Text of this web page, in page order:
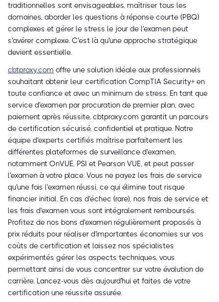
traditionnelles sont envisageables, maîtriser tous les
domaines, aborder les questions à réponse courte (PBQ)
complexes et gérer le stress le jour de l'examen peut
s'avérer complexe. C'est là qu'une approche stratégique
devient essentielle.
cbtproxy.com offre une solution idéale aux professionnels
souhaitant obtenir leur certification CompTIA Security+ en
toute confiance et avec un minimum de stress. En tant que
service d'examen par procuration de premier plan, avec
paiement après réussite, cbtproxy.com garantit un parcours
de certification sécurisé, confidentiel et pratique. Notre
équipe d'experts certifiés maîtrise parfaitement les
différentes plateformes de surveillance d'examen,
notamment OnVUE, PSI et Pearson VUE, et peut passer
l'examen à votre place. Vous ne payez les frais de service
qu'une fois l'examen réussi, ce qui élimine tout risque
financier initial. En cas d'échec (rare), nos frais de service et
les frais d'examen vous sont intégralement remboursés.
Profitez de nos bons d'examen régulièrement proposés à
prix réduits pour réaliser d'importantes économies sur vos
coûts de certification et laissez nos spécialistes
expérimentés gérer les aspects techniques, vous
permettant ainsi de vous concentrer sur votre évolution de
carrière. Lancez-vous dès aujourd'hui et faites de votre
certification une réussite assurée.